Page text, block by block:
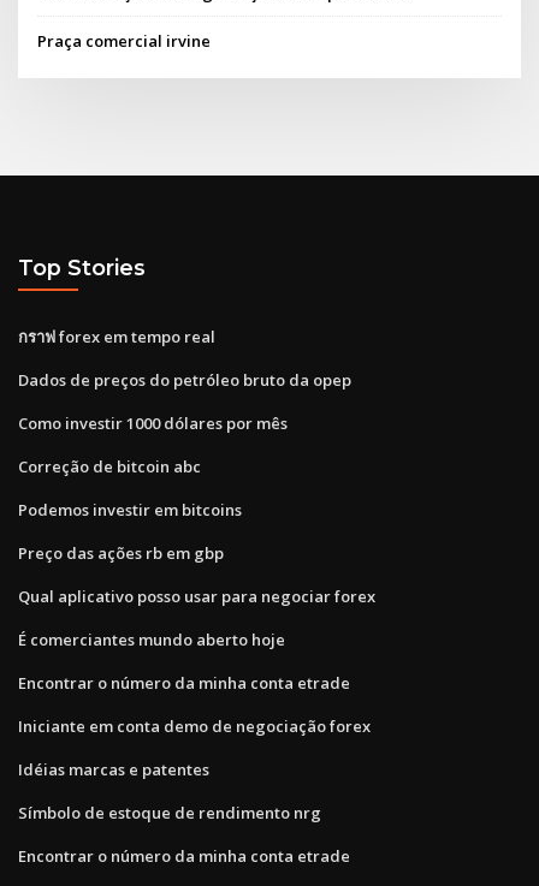
Praça comercial irvine
Top Stories
กราฟ forex em tempo real
Dados de preços do petróleo bruto da opep
Como investir 1000 dólares por mês
Correção de bitcoin abc
Podemos investir em bitcoins
Preço das ações rb em gbp
Qual aplicativo posso usar para negociar forex
É comerciantes mundo aberto hoje
Encontrar o número da minha conta etrade
Iniciante em conta demo de negociação forex
Idéias marcas e patentes
Símbolo de estoque de rendimento nrg
Encontrar o número da minha conta etrade